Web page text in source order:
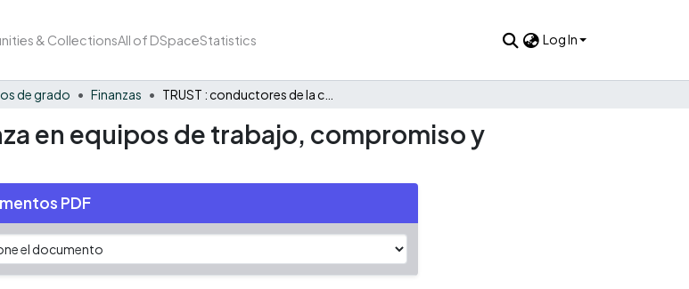
& CollectionsAll of DSpaceStatistics Log In
de grado Finanzas
en equipos de trabajo, compromiso y
PDF